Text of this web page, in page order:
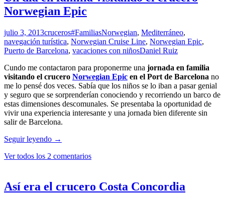
de
La
desde
un
crucero
Norwegian Epic
julio 3, 2013cruceros#FamiliasNorwegian, Mediterráneo,
navegación turística, Norwegian Cruise Line, Norwegian Epic,
Puerto de Barcelona, vacaciones con niñosDaniel Ruiz
Cundo me contactaron para proponerme una jornada en familia
visitando el crucero Norwegian Epic en el Port de Barcelona no
me lo pensé dos veces. Sabía que los niños se lo iban a pasar genial
y seguro que se sorprenderían conociendo y recorriendo un barco de
estas dimensiones descomunales. Se presentaba la oportunidad de
vivir una experiencia interesante y una jornada bien diferente sin
salir de Barcelona.
Seguir leyendo Un
en
el
crucero
→
Ver todos los 2 comentarios
Así era el crucero Costa Concordia